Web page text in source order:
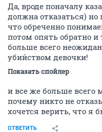
Да, вроде поначалу
должна отказаться) но
что обреченно
потом опять обратно
больше всего
убийством девочки!
Показать спойлер
и все же больше всего
почему никто не
хочется верить, что я
ОТВЕТИТЬ